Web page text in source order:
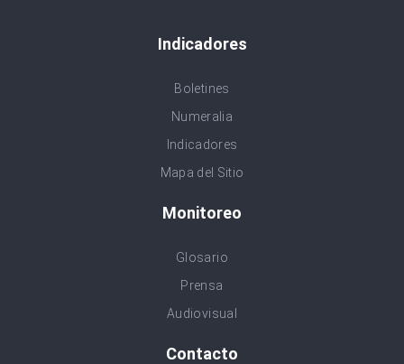
Indicadores
Boletines
Numeralia
Indicadores
Mapa del Sitio
Monitoreo
Glosario
Prensa
Audiovisual
Contacto